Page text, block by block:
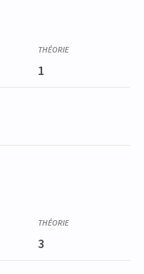
1
3